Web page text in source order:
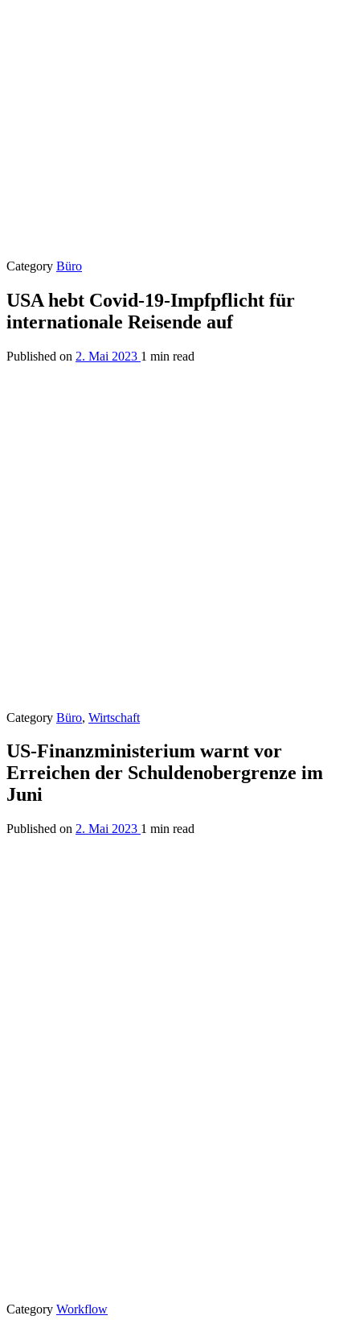
Category Büro
USA hebt Covid-19-Impfpflicht für
internationale Reisende auf
Published on 2. Mai 2023 1 min read
Category Büro, Wirtschaft
US-Finanzministerium warnt vor
Erreichen der Schuldenobergrenze im
Juni
Published on 2. Mai 2023 1 min read
Category Workflow